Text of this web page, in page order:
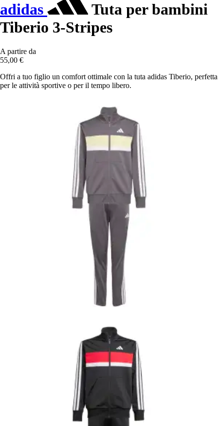
adidas
Tuta per bambini
Tiberio 3-Stripes
A partire da
55,00 €
Offri a tuo figlio un comfort ottimale con la tuta adidas Tiberio, perfetta
per le attività sportive o per il tempo libero.